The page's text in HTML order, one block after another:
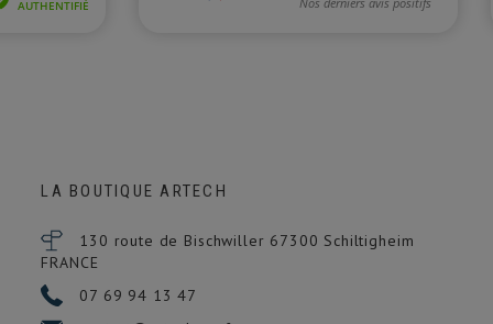
LA BOUTIQUE ARTECH
130 route de Bischwiller 67300 Schiltigheim
FRANCE
07 69 94 13 47